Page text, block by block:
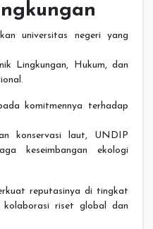
universitas negeri yang
Lingkungan, Hukum, dan
komitmennya terhadap
konservasi laut, UNDIP
keseimbangan ekologi
reputasinya di tingkat
kolaborasi riset global dan